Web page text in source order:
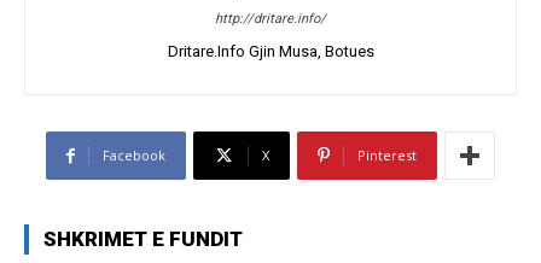
http://dritare.info/
Dritare.Info Gjin Musa, Botues
Facebook X Pinterest
SHKRIMET E FUNDIT